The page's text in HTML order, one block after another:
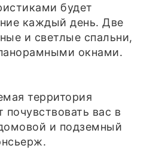
будет
каждый день. Две
и светлые спальни,
окнами.
территория
почувствовать вас в
и подземный